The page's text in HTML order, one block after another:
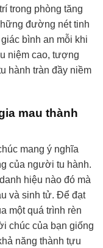
trong phòng tăng
đường nét tinh
bình an mỗi khi
niệm cao, tượng
hành tràn đầy niềm
mau thành
mang ý nghĩa
của người tu hành.
hiệu nào đó mà
và sinh tử. Để đạt
một quá trình rèn
chúc của bạn giống
năng thành tựu